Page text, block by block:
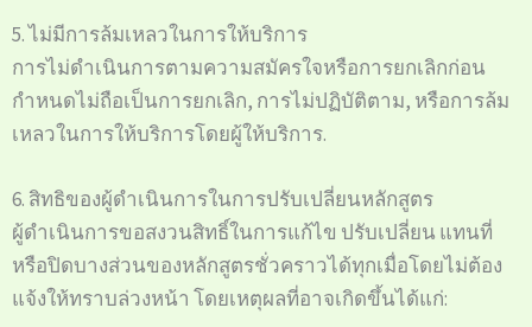
5. ไม่มีการล้มเหลวในการให้บริการ
การไม่ดำเนินการตามความสมัครใจหรือการยกเลิกก่อน
กำหนดไม่ถือเป็นการยกเลิก, การไม่ปฏิบัติตาม, หรือการล้ม
เหลวในการให้บริการโดยผู้ให้บริการ.
6. สิทธิของผู้ดำเนินการในการปรับเปลี่ยนหลักสูตร
ผู้ดำเนินการขอสงวนสิทธิ์ในการแก้ไข ปรับเปลี่ยน แทนที่
หรือปิดบางส่วนของหลักสูตรชั่วคราวได้ทุกเมื่อโดยไม่ต้อง
แจ้งให้ทราบล่วงหน้า โดยเหตุผลที่อาจเกิดขึ้นได้แก่: